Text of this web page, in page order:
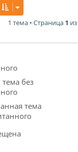
1 тема • Страница 1 из
без
тема